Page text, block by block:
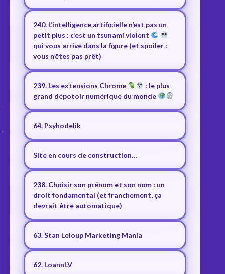
240. L’intelligence artificielle n’est pas un
petit plus : c’est un tsunami violent
qui vous arrive dans la figure (et spoiler :
vous n’êtes pas prêt)
239. Les extensions Chrome
: le plus
grand dépotoir numérique du monde
64. Psyhodelik
Site en cours de construction…
238. Choisir son prénom et son nom : un
droit fondamental (et franchement, ça
devrait être automatique)
63. Stan Leloup Marketing Mania
62. LoannLV